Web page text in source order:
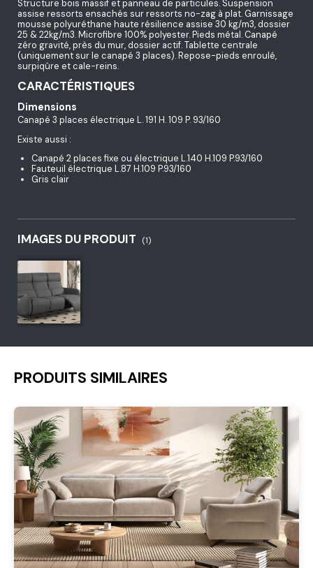
Structure bois massif et panneau de particules. Suspension
assise ressorts ensachés sur ressorts no-zag à plat. Garnissage
mousse polyuréthane haute résilience assise 30 kg/m3, dossier
25 & 22kg/m3. Microfibre 100% polyester. Pieds métal. Canapé
zéro gravité, près du mur, dossier actif. Tablette centrale
(uniquement sur le canapé 3 places). Repose-pieds enroulé,
surpiqûre et cale-reins.
CARACTÉRISTIQUES
Dimensions
Canapé 3 places électrique L. 191 H. 109 P. 93/160
Existe aussi :
Canapé 2 places fixe ou électrique L.140 H.109 P.93/160
Fauteuil électrique L.87 H.109 P.93/160
Gris clair
IMAGES DU PRODUIT (1)
PRODUITS SIMILAIRES